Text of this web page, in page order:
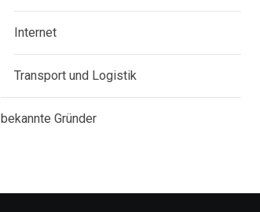
Internet
Transport und Logistik
bekannte Gründer